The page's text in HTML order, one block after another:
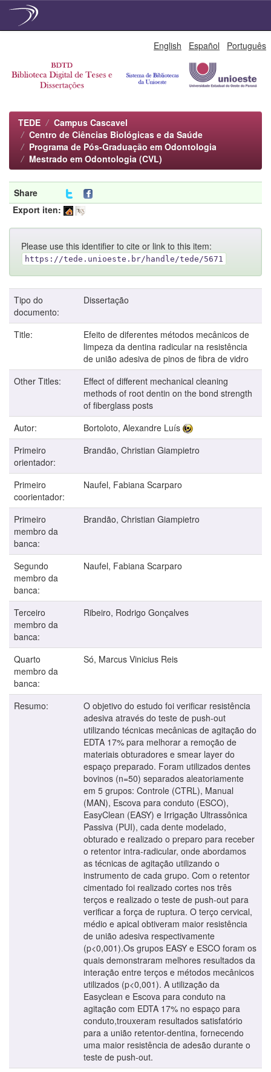
English Español Português
TEDE
Campus Cascavel
Centro de Ciências Biológicas e da Saúde
Programa de Pós-Graduação em Odontologia
Mestrado em Odontologia (CVL)
Share
Export iten:
Please use this identifier to cite or link to this item:
https://tede.unioeste.br/handle/tede/5671
Tipo do
documento:
Dissertação
Title:
Efeito de diferentes métodos mecânicos de
limpeza da dentina radicular na resistência
de união adesiva de pinos de fibra de vidro
Other Titles:
Effect of different mechanical cleaning
methods of root dentin on the bond strength
of fiberglass posts
Autor:
Bortoloto, Alexandre Luís
Primeiro
orientador:
Brandão, Christian Giampietro
Primeiro
coorientador:
Naufel, Fabiana Scarparo
Primeiro
membro da
banca:
Brandão, Christian Giampietro
Segundo
membro da
banca:
Naufel, Fabiana Scarparo
Terceiro
membro da
banca:
Ribeiro, Rodrigo Gonçalves
Quarto
membro da
banca:
Só, Marcus Vinicius Reis
Resumo:
O objetivo do estudo foi verificar resistência
adesiva através do teste de push-out
utilizando técnicas mecânicas de agitação do
EDTA 17% para melhorar a remoção de
materiais obturadores e smear layer do
espaço preparado. Foram utilizados dentes
bovinos (n=50) separados aleatoriamente
em 5 grupos: Controle (CTRL), Manual
(MAN), Escova para conduto (ESCO),
EasyClean (EASY) e Irrigação Ultrassônica
Passiva (PUI), cada dente modelado,
obturado e realizado o preparo para receber
o retentor intra-radicular, onde abordamos
as técnicas de agitação utilizando o
instrumento de cada grupo. Com o retentor
cimentado foi realizado cortes nos três
terços e realizado o teste de push-out para
verificar a força de ruptura. O terço cervical,
médio e apical obtiveram maior resistência
de união adesiva respectivamente
(p<0,001).Os grupos EASY e ESCO foram os
quais demonstraram melhores resultados da
interação entre terços e métodos mecânicos
utilizados (p<0,001). A utilização da
Easyclean e Escova para conduto na
agitação com EDTA 17% no espaço para
conduto,trouxeram resultados satisfatório
para a união retentor-dentina, fornecendo
uma maior resistência de adesão durante o
teste de push-out.